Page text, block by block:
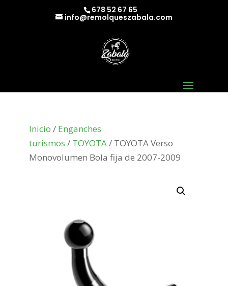
678 52 67 65
info@remolqueszabala.com
Inicio / Enganches
turismos / TOYOTA/ TOYOTA Verso
Monovolumen Bola fija de 2007-2009